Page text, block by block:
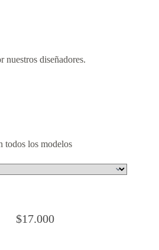
nuestros diseñadores.
todos los modelos
$17.000